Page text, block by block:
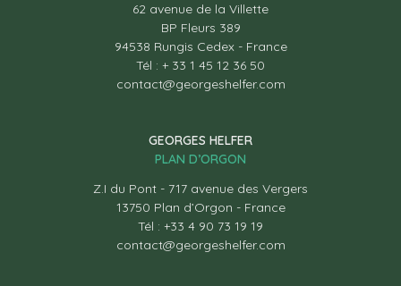
62 avenue de la Villette
BP Fleurs 389
94538 Rungis Cedex - France
Tél : + 33 1 45 12 36 50
contact@georgeshelfer.com
GEORGES HELFER
PLAN D’ORGON
Z.I du Pont - 717 avenue des Vergers
13750 Plan d’Orgon - France
Tél : +33 4 90 73 19 19
contact@georgeshelfer.com